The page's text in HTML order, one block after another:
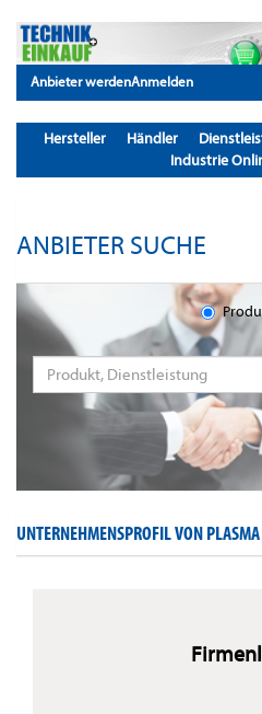
Anbieter werdenAnmelden
Hersteller Händler
Industrie
ANBIETER SUCHE
UNTERNEHMENSPROFIL VON